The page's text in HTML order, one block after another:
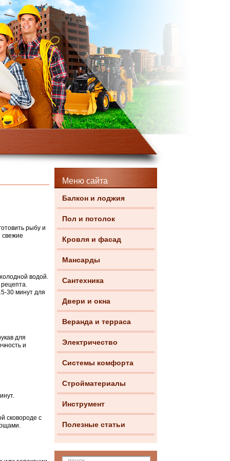
Меню сайта
Балкон и лоджия
Пол и потолок
Кровля и фасад
Мансарды
Сантехника
Двери и окна
Веранда и терраса
Электричество
Системы комфорта
Стройматериалы
Инструмент
Полезные статьи
рыбу и
свежие
водой.
30 минут для
для
и
сковороде с